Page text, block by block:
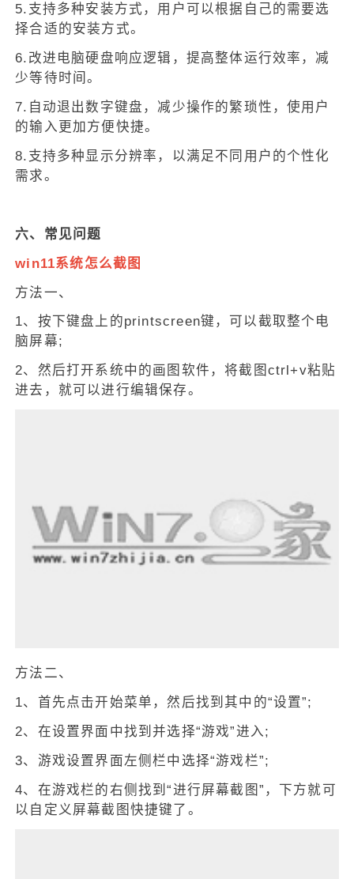
5.支持多种安装方式，用户可以根据自己的需要选
择合适的安装方式。
6.改进电脑硬盘响应逻辑，提高整体运行效率，减
少等待时间。
7.自动退出数字键盘，减少操作的繁琐性，使用户
的输入更加方便快捷。
8.支持多种显示分辨率，以满足不同用户的个性化
需求。
六、常见问题
win11系统怎么截图
方法一、
1、按下键盘上的printscreen键，可以截取整个电
脑屏幕;
2、然后打开系统中的画图软件，将截图ctrl+v粘贴
进去，就可以进行编辑保存。
方法二、
1、首先点击开始菜单，然后找到其中的“设置”;
2、在设置界面中找到并选择“游戏”进入;
3、游戏设置界面左侧栏中选择“游戏栏”;
4、在游戏栏的右侧找到“进行屏幕截图”，下方就可
以自定义屏幕截图快捷键了。